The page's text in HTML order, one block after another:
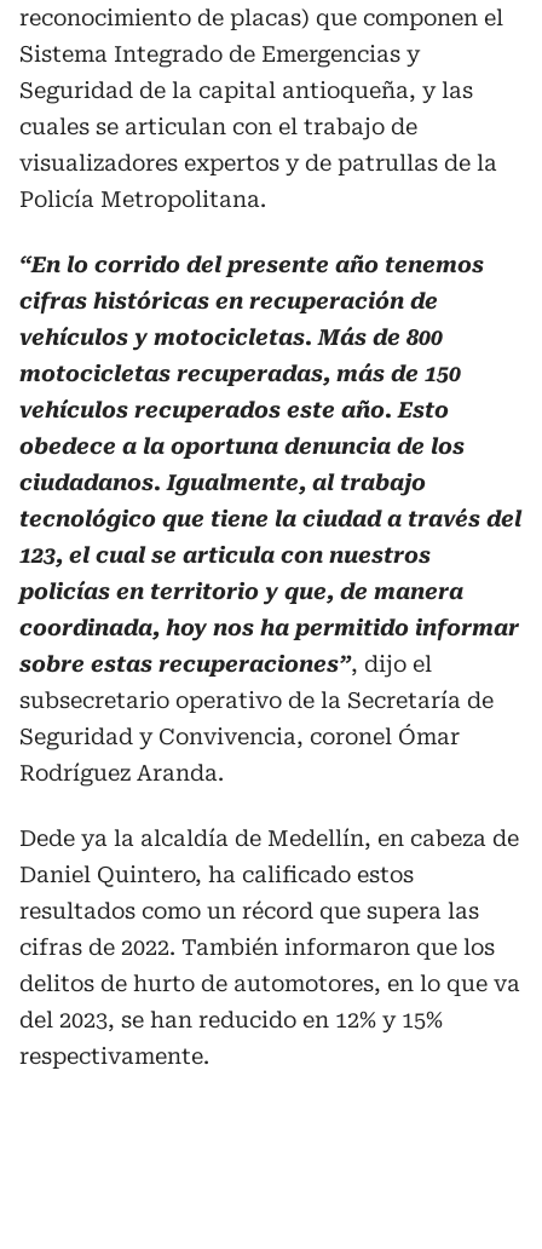
reconocimiento de placas) que componen el
Sistema Integrado de Emergencias y
Seguridad de la capital antioqueña, y las
cuales se articulan con el trabajo de
visualizadores expertos y de patrullas de la
Policía Metropolitana.
“En lo corrido del presente año tenemos
cifras históricas en recuperación de
vehículos y motocicletas. Más de 800
motocicletas recuperadas, más de 150
vehículos recuperados este año. Esto
obedece a la oportuna denuncia de los
ciudadanos. Igualmente, al trabajo
tecnológico que tiene la ciudad a través del
123, el cual se articula con nuestros
policías en territorio y que, de manera
coordinada, hoy nos ha permitido informar
sobre estas recuperaciones”, dijo el
subsecretario operativo de la Secretaría de
Seguridad y Convivencia, coronel Ómar
Rodríguez Aranda.
Dede ya la alcaldía de Medellín, en cabeza de
Daniel Quintero, ha calificado estos
resultados como un récord que supera las
cifras de 2022. También informaron que los
delitos de hurto de automotores, en lo que va
del 2023, se han reducido en 12% y 15%
respectivamente.